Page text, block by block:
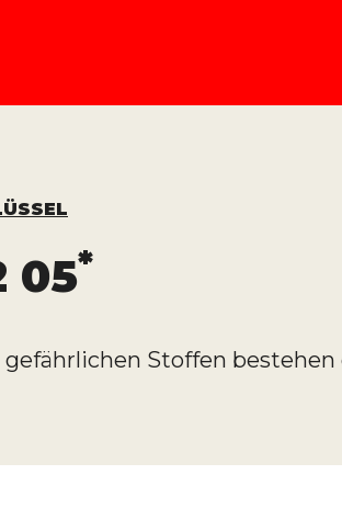
05*
gefährlichen Stoffen